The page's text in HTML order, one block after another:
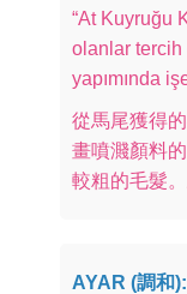
“At Kuyruğu
olanlar tercih
yapımında
從馬尾獲得
畫噴濺顏料
較粗的毛髮
AYAR (調和):